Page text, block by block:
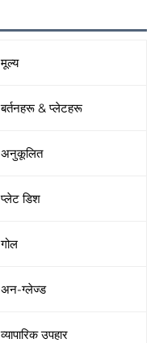
मूल्य
बर्तनहरू & प्लेटहरू
अनुकूलित
प्लेट डिश
गोल
अन-ग्लेज्ड
व्यापारिक उपहार